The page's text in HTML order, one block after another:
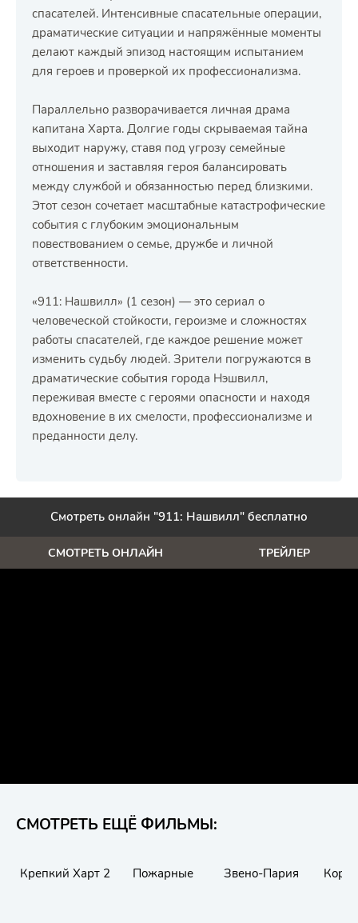
спасателей. Интенсивные спасательные операции,
драматические ситуации и напряжённые моменты
делают каждый эпизод настоящим испытанием
для героев и проверкой их профессионализма.
Параллельно разворачивается личная драма
капитана Харта. Долгие годы скрываемая тайна
выходит наружу, ставя под угрозу семейные
отношения и заставляя героя балансировать
между службой и обязанностью перед близкими.
Этот сезон сочетает масштабные катастрофические
события с глубоким эмоциональным
повествованием о семье, дружбе и личной
ответственности.
«911: Нашвилл» (1 сезон) — это сериал о
человеческой стойкости, героизме и сложностях
работы спасателей, где каждое решение может
изменить судьбу людей. Зрители погружаются в
драматические события города Нэшвилл,
переживая вместе с героями опасности и находя
вдохновение в их смелости, профессионализме и
преданности делу.
Смотреть онлайн "911: Нашвилл" бесплатно
СМОТРЕТЬ ОНЛАЙН ТРЕЙЛЕР
СМОТРЕТЬ ЕЩЁ ФИЛЬМЫ:
Крепкий Харт 2 Пожарные Звено-Пария